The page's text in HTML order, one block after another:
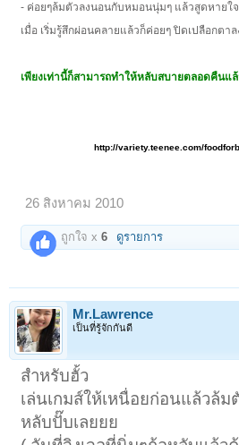
- ค่อยๆล้มตัวลงนอนกับหมอนนุ่มๆ แล้วสูดหายใจ
เมื่อ เริ่มรู้สึกผ่อนคลายแล้วก็ค่อยๆ ปิดเปลือกตาล
เพียงเท่านี้ก็สามารถทำให้หลับสบายตลอดคืนแ
http://variety.teenee.com/
26 สิงหาคม 2010
ถูกใจ x6 ดูรายการ
Mr.Lawrence
เป็นที่รู้จักกันดี
สำหรับฮั้ว
เล่นเกมส์ให้เหนื่อยก่อนแล้วล้
หลับปั๊บเลยยย